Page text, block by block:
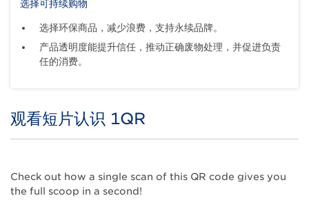
选择可持续购物
选择环保商品，减少浪费，支持永续品牌。
产品透明度能提升信任，推动正确废物处理，并促进负责
任的消费。
Title
观看短片认识 1QR
Check out how a single scan of this QR code gives you
the full scoop in a second!